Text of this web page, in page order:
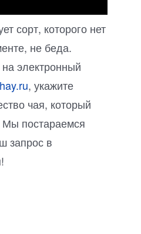
сорт, которого нет
не беда.
электронный
, укажите
чая, который
Мы постараемся
запрос в